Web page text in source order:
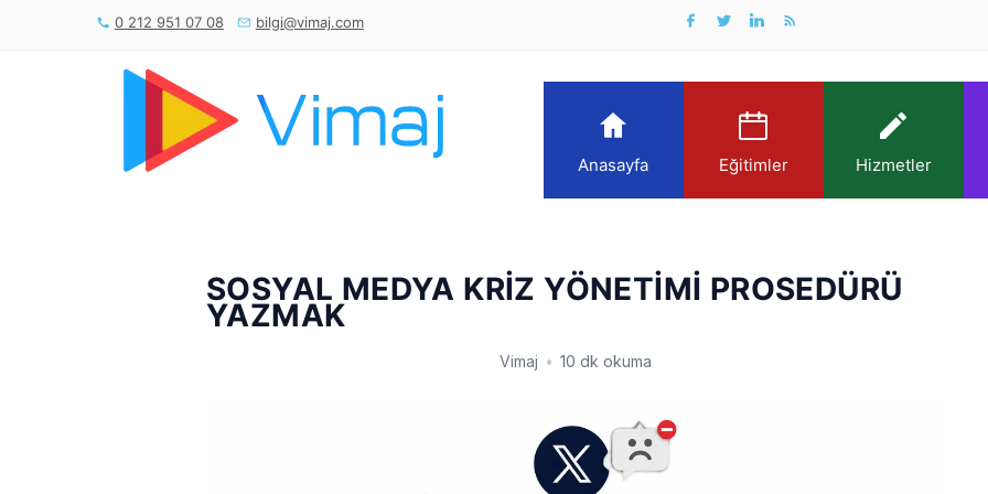
0 212 951 07 08 bilgi@vimaj.com
Anasayfa Eğitimler Hizmetler
SOSYAL MEDYA KRİZ YÖNETİMİ PROSEDÜRÜ
YAZMAK
Vimaj • 10 dk okuma